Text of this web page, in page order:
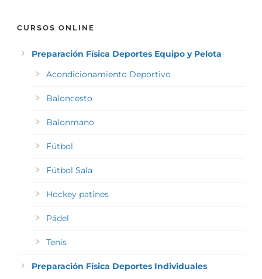
CURSOS ONLINE
Preparación Física Deportes Equipo y Pelota
Acondicionamiento Deportivo
Baloncesto
Balonmano
Fútbol
Fútbol Sala
Hockey patines
Pádel
Tenis
Preparación Física Deportes Individuales